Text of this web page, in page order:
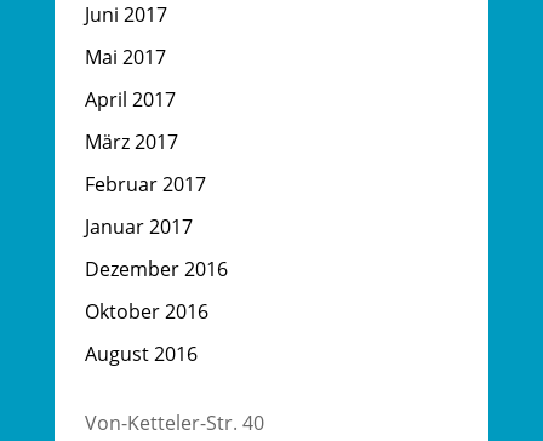
Juni 2017
Mai 2017
April 2017
März 2017
Februar 2017
Januar 2017
Dezember 2016
Oktober 2016
August 2016
Von-Ketteler-Str. 40